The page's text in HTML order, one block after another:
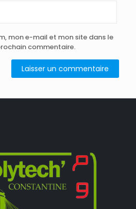
mon e-mail et mon site dans le
commentaire.